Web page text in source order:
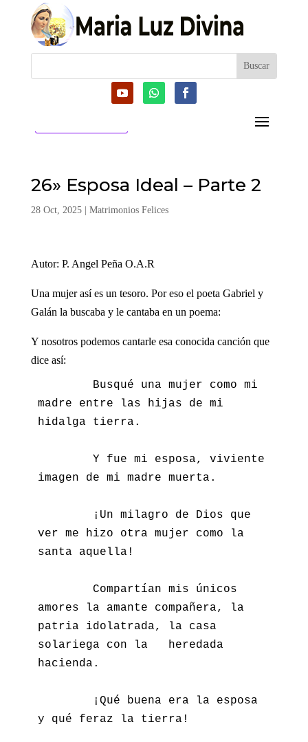
26» Esposa Ideal – Parte 2
28 Oct, 2025| Matrimonios Felices
Autor: P. Angel Peña O.A.R
Una mujer así es un tesoro. Por eso el poeta Gabriel y
Galán la buscaba y le cantaba en un poema:
Y nosotros podemos cantarle esa conocida canción que
dice así:
madre entre las hijas de mi
hidalga tierra.
imagen de mi madre muerta.
ver me hizo otra mujer como la
santa aquella!
amores la amante compañera, la
patria idolatrada, la casa
solariega con la   heredada
hacienda.
y qué feraz la tierra!